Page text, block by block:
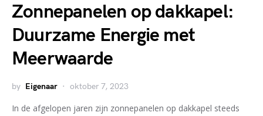
Zonnepanelen op dakkapel:
Duurzame Energie met
Meerwaarde
by Eigenaar oktober 7, 2023
In de afgelopen jaren zijn zonnepanelen op dakkapel steeds